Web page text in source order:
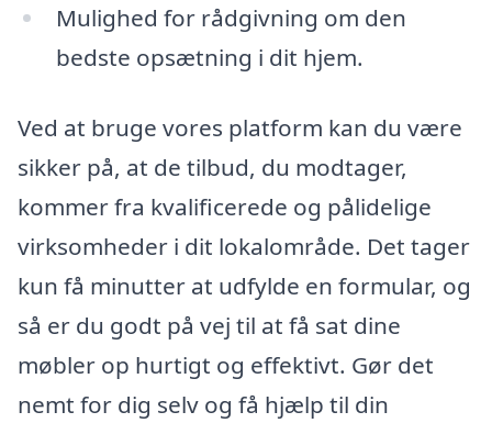
Mulighed for rådgivning om den
bedste opsætning i dit hjem.
Ved at bruge vores platform kan du være
sikker på, at de tilbud, du modtager,
kommer fra kvalificerede og pålidelige
virksomheder i dit lokalområde. Det tager
kun få minutter at udfylde en formular, og
så er du godt på vej til at få sat dine
møbler op hurtigt og effektivt. Gør det
nemt for dig selv og få hjælp til din